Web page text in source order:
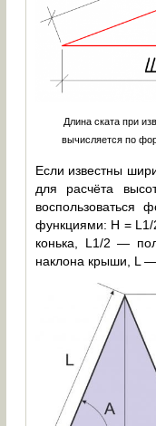
Длина ската при
вычисляется по
Если известны
для расчёта
воспользоваться
функциями: H = L1/
конька, L1/2 —
наклона крыши, L —